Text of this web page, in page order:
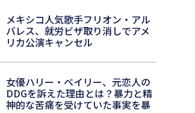
メキシコ人気歌手フリオン・アル
バレス、就労ビザ取り消しでアメ
リカ公演キャンセル
女優ハリー・ベイリー、元恋人の
DDGを訴えた理由とは？暴力と精
神的な苦痛を受けていた事実を暴